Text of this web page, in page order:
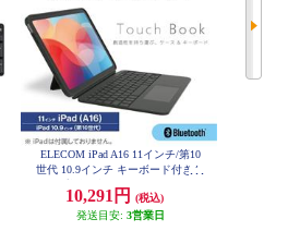
ELECOM iPad A16 11インチ/第10
世代 10.9インチ キーボード付きケ
付き ブラック TK-CA12BPBK
10,291円
(税込)
発送目安: 3営業日